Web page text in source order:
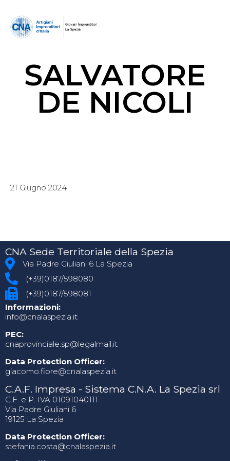
SALVATORE
DE NICOLI
21 Giugno 2024
CNA Sede Territoriale della Spezia
Via Padre Giuliani 6 La Spezia
(+39)0187/598080
(+39)0187/598081
Informazioni:
info@cnalaspezia.it
PEC:
cnaprovinciale.sp@legalmail.it
Data Protection Officer:
giacomo.fiore@cnalaspezia.it
C.A.F. Impresa - Sistema C.N.A. La Spezia srl
C.F. e P. IVA 01091040111
Via Padre Giuliani 6
19125 La Spezia
Data Protection Officer:
stefania.costa@cnalaspezia.it